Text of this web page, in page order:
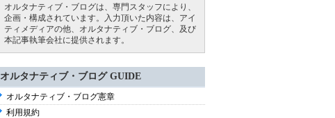
オルタナティブ・ブログは、専門スタッフにより、
企画・構成されています。入力頂いた内容は、アイ
ティメディアの他、オルタナティブ・ブログ、及び
本記事執筆会社に提供されます。
オルタナティブ・ブログ GUIDE
オルタナティブ・ブログ憲章
利用規約